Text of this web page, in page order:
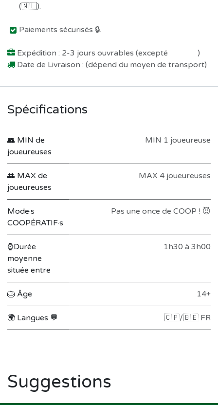
(🇳🇱).
Paiements sécurisés 🔒.
Expédition : 2-3 jours ouvrables (excepté
)
Date de Livraison : (dépend du moyen de transport)
Spécifications
👥 MIN de
joueureuses
MIN 1 joueureuse
👥 MAX de
joueureuses
MAX 4 joueureuses
Mode·s
COOPÉRATIF·s
Pas une once de COOP ! 😈
⌚Durée
moyenne
située entre
1h30 à 3h00
🎂 Âge 14+
🌍 Langues 💬 🇨🇵/🇧🇪 FR
Suggestions